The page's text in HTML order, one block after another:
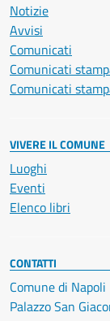
Notizie
Avvisi
Comunicati
Comunicati
Comunicati
VIVERE IL COMUNE
Luoghi
Eventi
Elenco libri
CONTATTI
Comune di Napoli
Palazzo San